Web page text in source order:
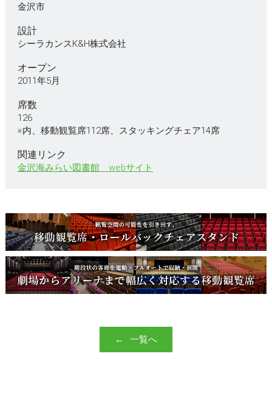
金沢市
設計
シーラカンスK&H株式会社
オープン
2011年5月
席数
126
※内、移動観覧席112席、スタッキングチェア14席
関連リンク
金沢海みらい図書館 webサイト
一覧へ